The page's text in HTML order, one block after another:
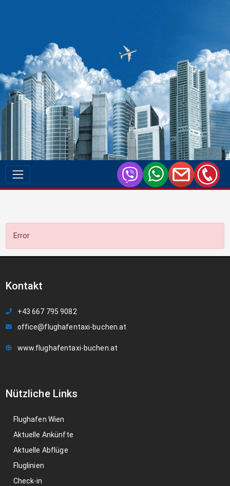
Error
Kontakt
+43 667 795 9082
office@flughafentaxi-buchen.at
www.flughafentaxi-buchen.at
Nützliche Links
Flughafen Wien
Aktuelle Ankünfte
Aktuelle Abflüge
Fluglinien
Check-in